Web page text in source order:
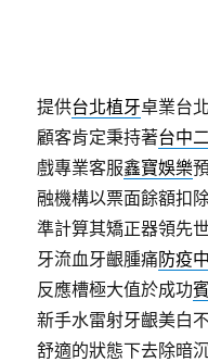
提供台北植牙卓業台
顧客肯定秉持著台中
戲專業客服鑫寶娛樂
融機構以票面餘額扣
準計算其矯正器領先
牙流血牙齦腫痛防疫
反應槽極大值於成功
新手水雷射牙齦美白
舒適的狀態下去除暗